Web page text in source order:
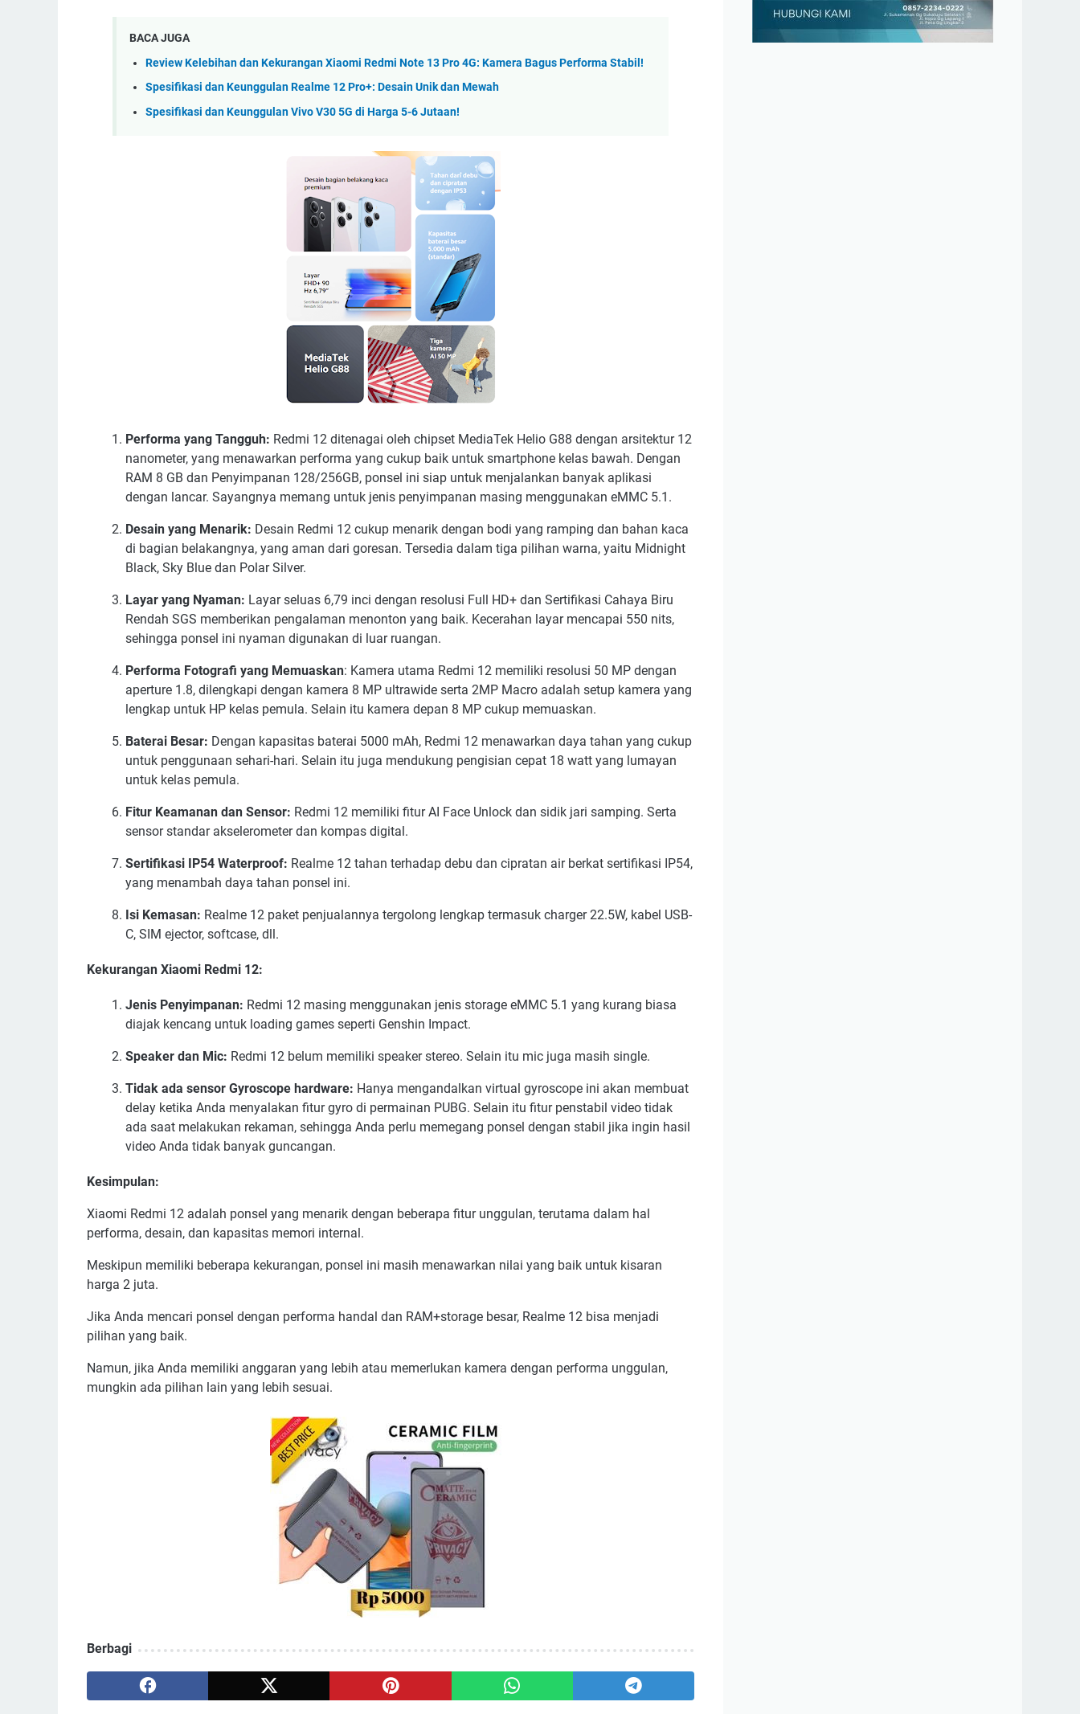
BACA JUGA
Review Kelebihan dan Kekurangan Xiaomi Redmi Note 13 Pro 4G: Kamera Bagus Performa Stabil!
Spesifikasi dan Keunggulan Realme 12 Pro+: Desain Unik dan Mewah
Spesifikasi dan Keunggulan Vivo V30 5G di Harga 5-6 Jutaan!
Performa yang Tangguh: Redmi 12 ditenagai oleh chipset MediaTek Helio G88 dengan arsitektur 12
nanometer, yang menawarkan performa yang cukup baik untuk smartphone kelas bawah. Dengan
RAM 8 GB dan Penyimpanan 128/256GB, ponsel ini siap untuk menjalankan banyak aplikasi
dengan lancar. Sayangnya memang untuk jenis penyimpanan masing menggunakan eMMC 5.1.
Desain yang Menarik: Desain Redmi 12 cukup menarik dengan bodi yang ramping dan bahan kaca
di bagian belakangnya, yang aman dari goresan. Tersedia dalam tiga pilihan warna, yaitu Midnight
Black, Sky Blue dan Polar Silver.
Layar yang Nyaman: Layar seluas 6,79 inci dengan resolusi Full HD+ dan Sertifikasi Cahaya Biru
Rendah SGS memberikan pengalaman menonton yang baik. Kecerahan layar mencapai 550 nits,
sehingga ponsel ini nyaman digunakan di luar ruangan.
Performa Fotografi yang Memuaskan: Kamera utama Redmi 12 memiliki resolusi 50 MP dengan
aperture 1.8, dilengkapi dengan kamera 8 MP ultrawide serta 2MP Macro adalah setup kamera yang
lengkap untuk HP kelas pemula. Selain itu kamera depan 8 MP cukup memuaskan.
Baterai Besar: Dengan kapasitas baterai 5000 mAh, Redmi 12 menawarkan daya tahan yang cukup
untuk penggunaan sehari-hari. Selain itu juga mendukung pengisian cepat 18 watt yang lumayan
untuk kelas pemula.
Fitur Keamanan dan Sensor: Redmi 12 memiliki fitur AI Face Unlock dan sidik jari samping. Serta
sensor standar akselerometer dan kompas digital.
Sertifikasi IP54 Waterproof: Realme 12 tahan terhadap debu dan cipratan air berkat sertifikasi IP54,
yang menambah daya tahan ponsel ini.
Isi Kemasan: Realme 12 paket penjualannya tergolong lengkap termasuk charger 22.5W, kabel USB-
C, SIM ejector, softcase, dll.
Kekurangan Xiaomi Redmi 12:
Jenis Penyimpanan: Redmi 12 masing menggunakan jenis storage eMMC 5.1 yang kurang biasa
diajak kencang untuk loading games seperti Genshin Impact.
Speaker dan Mic: Redmi 12 belum memiliki speaker stereo. Selain itu mic juga masih single.
Tidak ada sensor Gyroscope hardware: Hanya mengandalkan virtual gyroscope ini akan membuat
delay ketika Anda menyalakan fitur gyro di permainan PUBG. Selain itu fitur penstabil video tidak
ada saat melakukan rekaman, sehingga Anda perlu memegang ponsel dengan stabil jika ingin hasil
video Anda tidak banyak guncangan.
Kesimpulan:
Xiaomi Redmi 12 adalah ponsel yang menarik dengan beberapa fitur unggulan, terutama dalam hal
performa, desain, dan kapasitas memori internal.
Meskipun memiliki beberapa kekurangan, ponsel ini masih menawarkan nilai yang baik untuk kisaran
harga 2 juta.
Jika Anda mencari ponsel dengan performa handal dan RAM+storage besar, Realme 12 bisa menjadi
pilihan yang baik.
Namun, jika Anda memiliki anggaran yang lebih atau memerlukan kamera dengan performa unggulan,
mungkin ada pilihan lain yang lebih sesuai.
Berbagi